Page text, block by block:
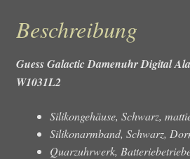
Beschreibung
Guess Galactic Damenuhr Digital
W1031L2
Silikongehäuse, Schwarz,
Silikonarmband, Schwarz,
Quarzuhrwerk,